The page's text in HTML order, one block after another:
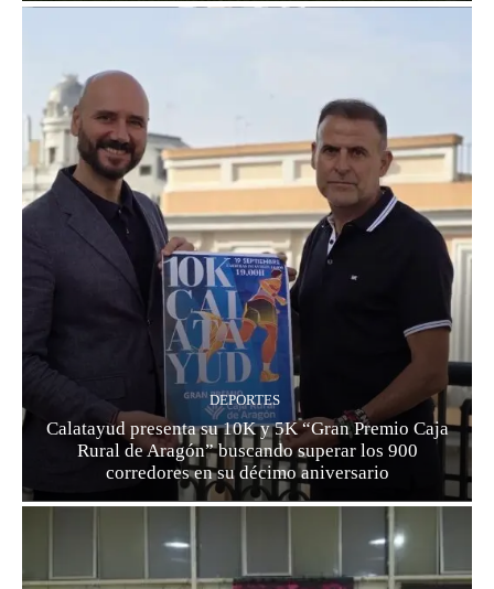
DEPORTES
Calatayud presenta su 10K y 5K “Gran Premio Caja
Rural de Aragón” buscando superar los 900
corredores en su décimo aniversario